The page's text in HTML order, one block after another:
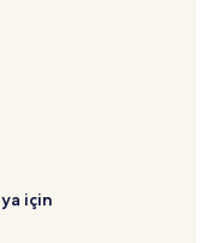
için